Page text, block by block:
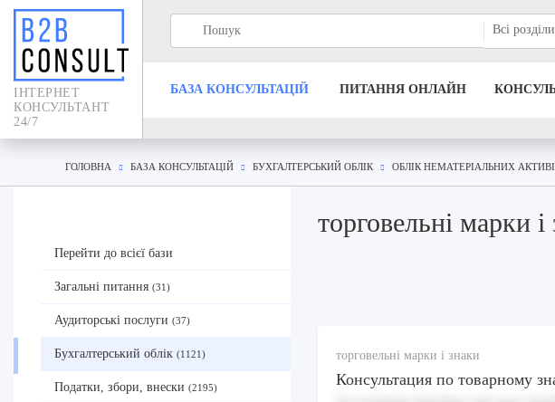
IНТЕРНЕТ
КОНСУЛЬТАНТ
24/7
Всі розділи
БАЗА КОНСУЛЬТАЦIЙ ПИТАННЯ ОНЛАЙН
ГОЛОВНА БАЗА КОНСУЛЬТАЦIЙ БУХГАЛТЕРСЬКИЙ ОБЛІК ОБЛІК НЕМАТЕРІАЛЬНИХ
Перейти до всієї бази
Загальні питання (31)
Аудиторські послуги (37)
Бухгалтерський облік (1121)
Податки, збори, внески (2195)
торговельні марки і
торговельні марки і знаки
Консультация по товарному